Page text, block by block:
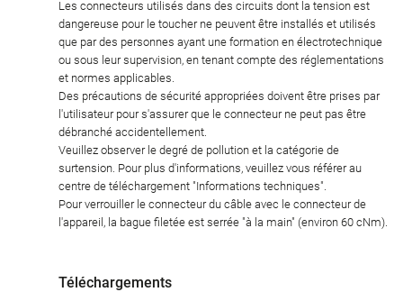
Les connecteurs utilisés dans des circuits dont la tension est
dangereuse pour le toucher ne peuvent être installés et utilisés
que par des personnes ayant une formation en électrotechnique
ou sous leur supervision, en tenant compte des réglementations
et normes applicables.
Des précautions de sécurité appropriées doivent être prises par
l'utilisateur pour s'assurer que le connecteur ne peut pas être
débranché accidentellement.
Veuillez observer le degré de pollution et la catégorie de
surtension. Pour plus d'informations, veuillez vous référer au
centre de téléchargement "Informations techniques".
Pour verrouiller le connecteur du câble avec le connecteur de
l'appareil, la bague filetée est serrée "à la main" (environ 60 cNm).
Téléchargements